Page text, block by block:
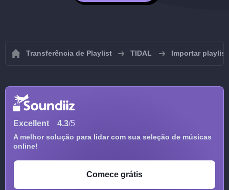
Transferência de Playlist TIDAL Importar
Excellent 4.3/5
A melhor solução para lidar com sua seleção de músicas
online!
Comece grátis